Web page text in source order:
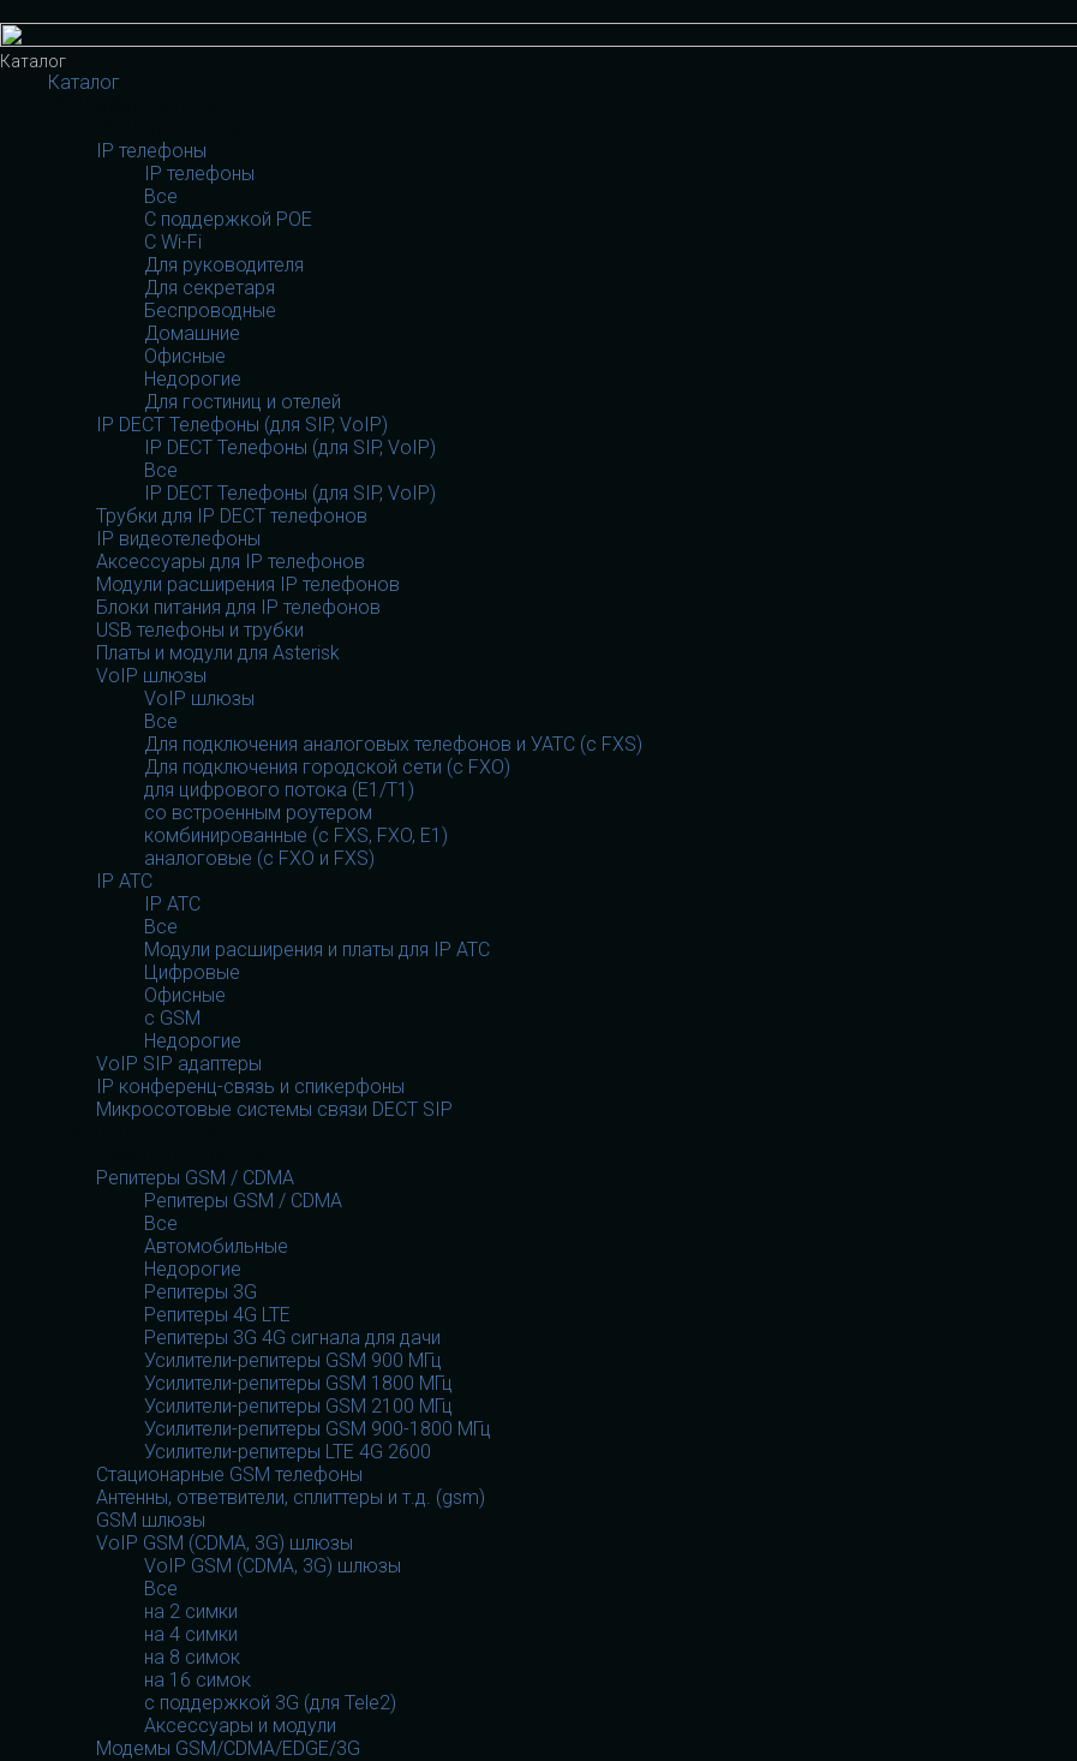
Каталог
Каталог
IP телефоны
IP телефоны
Все
С поддержкой POE
C Wi-Fi
Для руководителя
Для секретаря
Беспроводные
Домашние
Офисные
Недорогие
Для гостиниц и отелей
IP DECT Телефоны (для SIP, VoIP)
IP DECT Телефоны (для SIP, VoIP)
Все
IP DECT Телефоны (для SIP, VoIP)
Трубки для IP DECT телефонов
IP видеотелефоны
Аксессуары для IP телефонов
Модули расширения IP телефонов
Блоки питания для IP телефонов
USB телефоны и трубки
Платы и модули для Asterisk
VoIP шлюзы
VoIP шлюзы
Все
Для подключения аналоговых телефонов и УАТС (с FXS)
Для подключения городской сети (с FXO)
для цифрового потока (E1/T1)
со встроенным роутером
комбинированные (c FXS, FXO, E1)
аналоговые (с FXO и FXS)
IP АТС
IP АТС
Все
Модули расширения и платы для IP АТС
Цифровые
Офисные
с GSM
Недорогие
VoIP SIP адаптеры
IP конференц-связь и спикерфоны
Микросотовые системы связи DECT SIP
Репитеры GSM / CDMA
Репитеры GSM / CDMA
Все
Автомобильные
Недорогие
Репитеры 3G
Репитеры 4G LTE
Репитеры 3G 4G сигнала для дачи
Усилители-репитеры GSM 900 МГц
Усилители-репитеры GSM 1800 МГц
Усилители-репитеры GSM 2100 МГц
Усилители-репитеры GSM 900-1800 МГц
Усилители-репитеры LTE 4G 2600
Стационарные GSM телефоны
Антенны, ответвители, сплиттеры и т.д. (gsm)
GSM шлюзы
VoIP GSM (CDMA, 3G) шлюзы
VoIP GSM (CDMA, 3G) шлюзы
Все
на 2 симки
на 4 симки
на 8 симок
на 16 симок
с поддержкой 3G (для Tele2)
Аксессуары и модули
Модемы GSM/CDMA/EDGE/3G